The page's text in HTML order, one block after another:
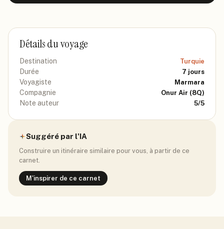
Détails du voyage
Destination Turquie
Durée 7 jours
Voyagiste Marmara
Compagnie Onur Air (8Q)
Note auteur 5/5
Suggéré par l'IA
Construire un itinéraire similaire pour vous, à partir de ce
carnet.
M'inspirer de ce carnet